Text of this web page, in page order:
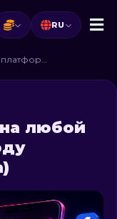
RU
Как стать вирусным на любой платформе в 2026 году (Настоящая формула)
любой